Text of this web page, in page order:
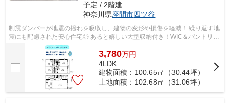
予定 / 2階建
神奈川県座間市四ツ谷
制震ダンパーが地震の揺れを吸収し、建物の変形や損傷を軽減！ 繰り返す地
震にも配慮された安心住宅◎ あると嬉しい大型収納付き！WIC＆パントリー
他☆ JR相模線「入谷」駅まで徒歩14分◎...
3,780万円
4LDK
建物面積：100.65㎡（30.44坪）
土地面積：102.68㎡（31.06坪）